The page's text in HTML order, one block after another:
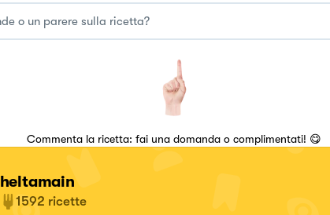
Commenta la ricetta: fai una domanda o complimentati! 😋
heltamain
1592 ricette